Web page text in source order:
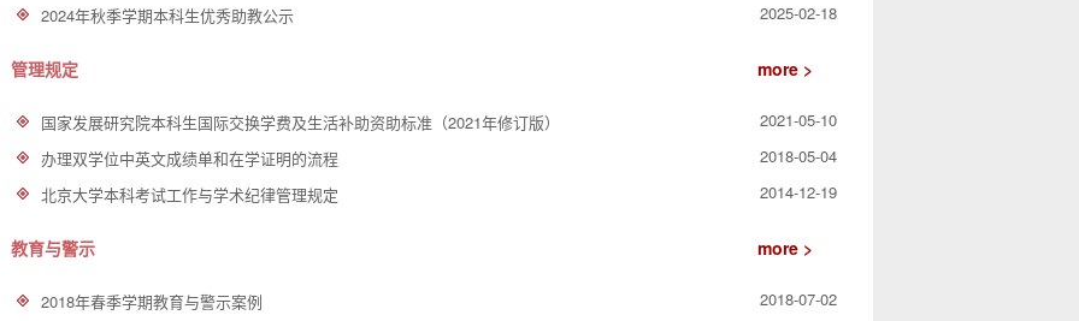
2024年秋季学期本科生优秀助教公示
2025-02-18
管理规定 more >
国家发展研究院本科生国际交换学费及生活补助资助标准（2021年修订版）
2021-05-10
​办理双学位中英文成绩单和在学证明的流程
2018-05-04
北京大学本科考试工作与学术纪律管理规定
2014-12-19
教育与警示 more >
2018年春季学期教育与警示案例
2018-07-02